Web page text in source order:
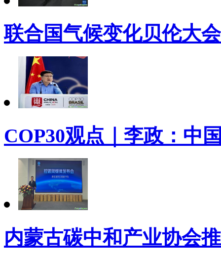
联合国气候变化贝伦大
COP30观点｜李政：中
内蒙古碳中和产业协会